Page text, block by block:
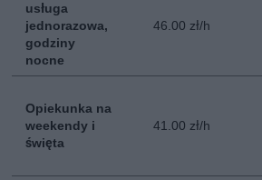
usługa
jednorazowa,
godziny
nocne
46.00 zł/h
Opiekunka na
weekendy i
święta
41.00 zł/h